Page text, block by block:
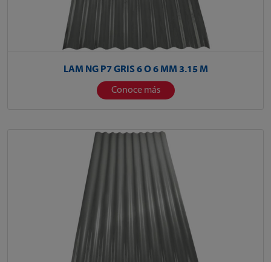
LAM NG P7 GRIS 6 O 6 MM 3.15 M
Conoce más